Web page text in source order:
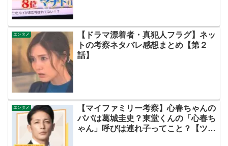
エンタメ
【ドラマ漂着者・真犯人フラグ】ネッ
トの考察ネタバレ感想まとめ【第２
話】
エンタメ
【マイファミリー考察】心春ちゃんの
パパは葛城圭史？東堂くんの「心春ち
ゃん」呼びは連れ子ってこと？【ツイ